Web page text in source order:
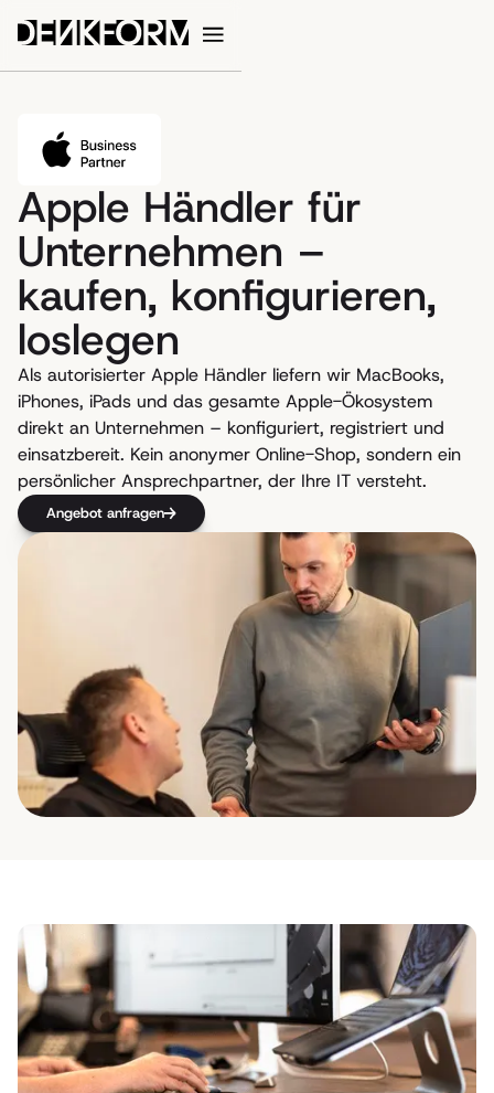
Apple Händler für
Unternehmen –
kaufen, konfigurieren,
loslegen
Als autorisierter Apple Händler liefern wir MacBooks,
iPhones, iPads und das gesamte Apple-Ökosystem
direkt an Unternehmen – konfiguriert, registriert und
einsatzbereit. Kein anonymer Online-Shop, sondern ein
persönlicher Ansprechpartner, der Ihre IT versteht.
Angebot anfragen